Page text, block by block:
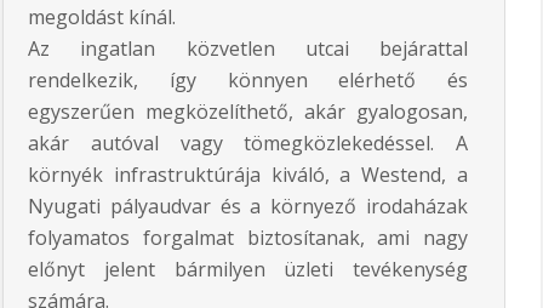
megoldást kínál.
Az ingatlan közvetlen utcai bejárattal
rendelkezik, így könnyen elérhető és
egyszerűen megközelíthető, akár gyalogosan,
akár autóval vagy tömegközlekedéssel. A
környék infrastruktúrája kiváló, a Westend, a
Nyugati pályaudvar és a környező irodaházak
folyamatos forgalmat biztosítanak, ami nagy
előnyt jelent bármilyen üzleti tevékenység
számára.